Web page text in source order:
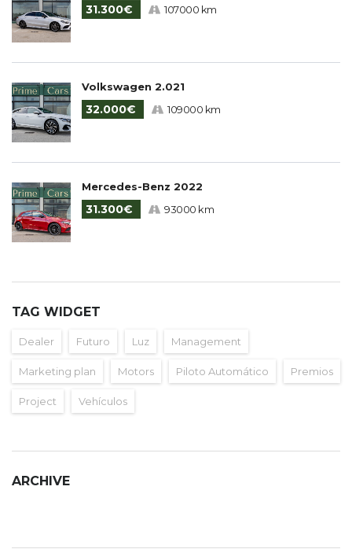
31.300€ 107000 km
Volkswagen 2.021
32.000€ 109000 km
Mercedes-Benz 2022
31.300€ 93000 km
TAG WIDGET
Dealer Futuro Luz Management
Marketing plan Motors Piloto Automático Premios
Project Vehículos
ARCHIVE